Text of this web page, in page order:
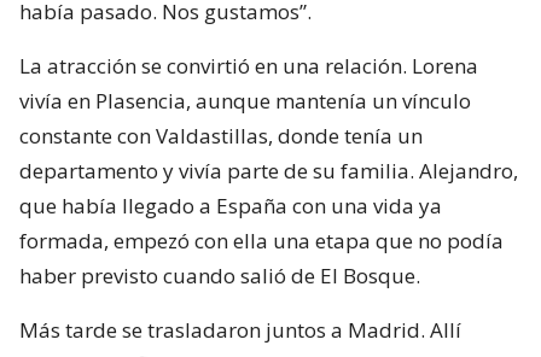
había pasado. Nos gustamos”.
La atracción se convirtió en una relación. Lorena
vivía en Plasencia, aunque mantenía un vínculo
constante con Valdastillas, donde tenía un
departamento y vivía parte de su familia. Alejandro,
que había llegado a España con una vida ya
formada, empezó con ella una etapa que no podía
haber previsto cuando salió de El Bosque.
Más tarde se trasladaron juntos a Madrid. Allí